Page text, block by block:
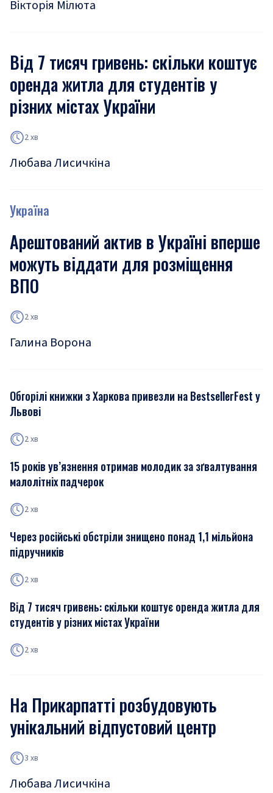
Вікторія Мілюта
Від 7 тисяч гривень: скільки коштує
оренда житла для студентів у
різних містах України
2 хв
Любава Лисичкіна
Україна
Арештований актив в Україні вперше
можуть віддати для розміщення
ВПО
2 хв
Галина Ворона
Обгорілі книжки з Харкова привезли на BestsellerFest у
Львові
2 хв
15 років ув’язнення отримав молодик за зґвалтування
малолітніх падчерок
2 хв
Через російські обстріли знищено понад 1,1 мільйона
підручників
2 хв
Від 7 тисяч гривень: скільки коштує оренда житла для
студентів у різних містах України
2 хв
На Прикарпатті розбудовують
унікальний відпустовий центр
3 хв
Любава Лисичкіна